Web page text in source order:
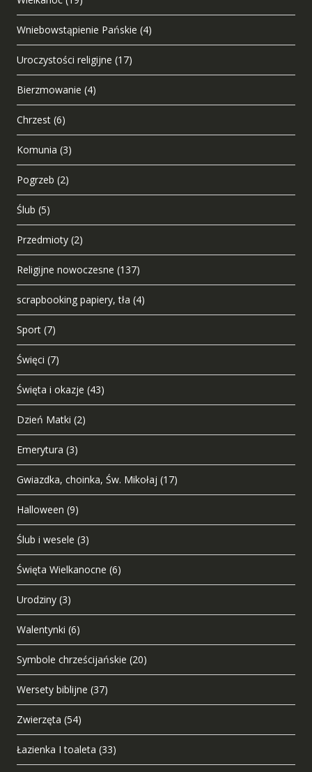
Wniebowstąpienie Pańskie (4)
Uroczystości religijne (17)
Bierzmowanie (4)
Chrzest (6)
Komunia (3)
Pogrzeb (2)
Ślub (5)
Przedmioty (2)
Religijne nowoczesne (137)
scrapbooking papiery, tła (4)
Sport (7)
Święci (7)
Święta i okazje (43)
Dzień Matki (2)
Emerytura (3)
Gwiazdka, choinka, Św. Mikołaj (17)
Halloween (9)
Ślub i wesele (3)
Święta Wielkanocne (6)
Urodziny (3)
Walentynki (6)
Symbole chrześcijańskie (20)
Wersety biblijne (37)
Zwierzęta (54)
Łazienka I toaleta (33)